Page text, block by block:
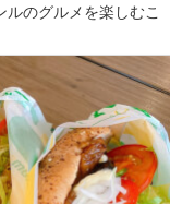
のグルメを楽しむこ